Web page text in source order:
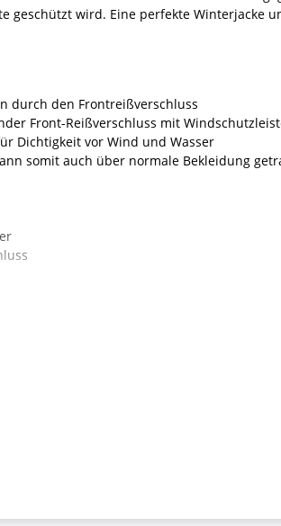
geschützt wird. Eine perfekte Winterjacke
durch den Frontreißverschluss
Front-Reißverschluss mit
Dichtigkeit vor Wind und Wasser
somit auch über normale Bekleidung